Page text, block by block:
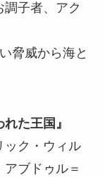
調子者、アク
脅威から海と
た王国』
ック・ウィル
ブドゥル＝